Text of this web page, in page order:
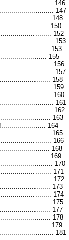
146
147
148
150
152
153
153
155
156
157
158
159
160
161
162
163
164
165
166
168
169
170
171
172
173
174
175
177
178
179
181